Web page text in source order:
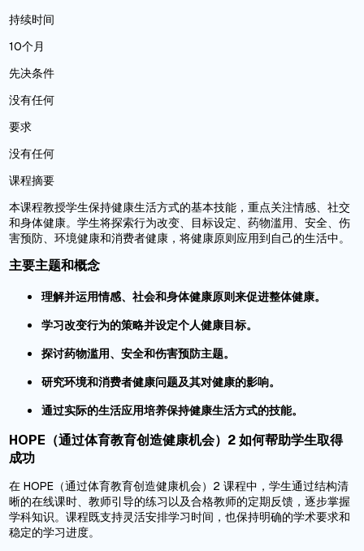
持续时间
10个月
先决条件
没有任何
要求
没有任何
课程摘要
本课程教授学生保持健康生活方式的基本技能，重点关注情感、社交
和身体健康。学生将探索行为改变、目标设定、药物滥用、安全、伤
害预防、环境健康和消费者健康，将健康原则应用到自己的生活中。
主要主题和概念
理解并运用情感、社会和身体健康原则来促进整体健康。
学习改变行为的策略并设定个人健康目标。
探讨药物滥用、安全和伤害预防主题。
研究环境和消费者健康问题及其对健康的影响。
通过实际的生活应用培养保持健康生活方式的技能。
HOPE（通过体育教育创造健康机会）2 如何帮助学生取得
成功
在 HOPE（通过体育教育创造健康机会）2 课程中，学生通过结构清
晰的在线课时、教师引导的练习以及合格教师的定期反馈，逐步掌握
学科知识。课程既支持灵活安排学习时间，也保持明确的学术要求和
稳定的学习进度。